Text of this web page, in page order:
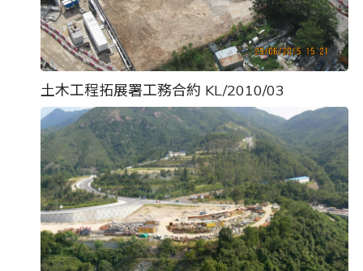
土木工程拓展署工務合約 KL/2010/03